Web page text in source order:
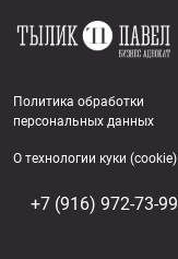
Политика обработки
персональных данных
О технологии куки (cookie)
+7 (916) 972-73-99